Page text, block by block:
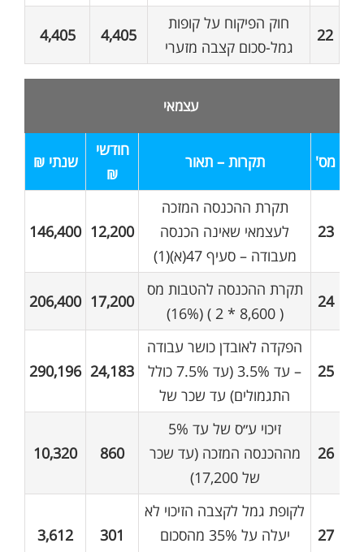
22
חוק הפיקוח על קופות
גמל-סכום קצבה מזערי
4,405
4,405
עצמאי
מס' תקרות – תאור
חודשי
₪
שנתי ₪
23
תקרת ההכנסה המזכה
לעצמאי שאינה הכנסה
מעבודה – סעיף 47(א)(1)
12,200
146,400
24
תקרת ההכנסה להטבות מס
( 8,600 * 2 ) (16%)
17,200
206,400
25
הפקדה לאובדן כושר עבודה
– עד 3.5% (עד 7.5% כולל
התגמולים) עד שכר של
24,183
290,196
26
זיכוי ע״ס של עד 5%
מההכנסה המזכה (עד שכר
של 17,200)
860
10,320
27
לקופת גמל לקצבה הזיכוי לא
יעלה על 35% מהסכום
301
3,612